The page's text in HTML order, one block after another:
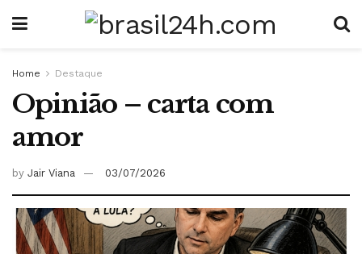
Home Destaque
Opinião – carta com
amor
by Jair Viana 03/07/2026